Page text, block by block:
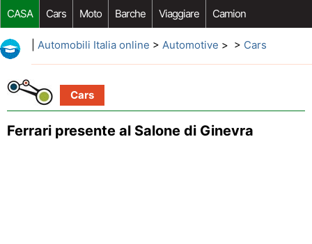
CASA Cars Moto Barche Viaggiare Camion
Riparazione Auto Acquisto Auto Car Opzioni Aftermarket
Automobili Italia online > Automotive > > Cars
Cars
Ferrari presente al Salone di Ginevra